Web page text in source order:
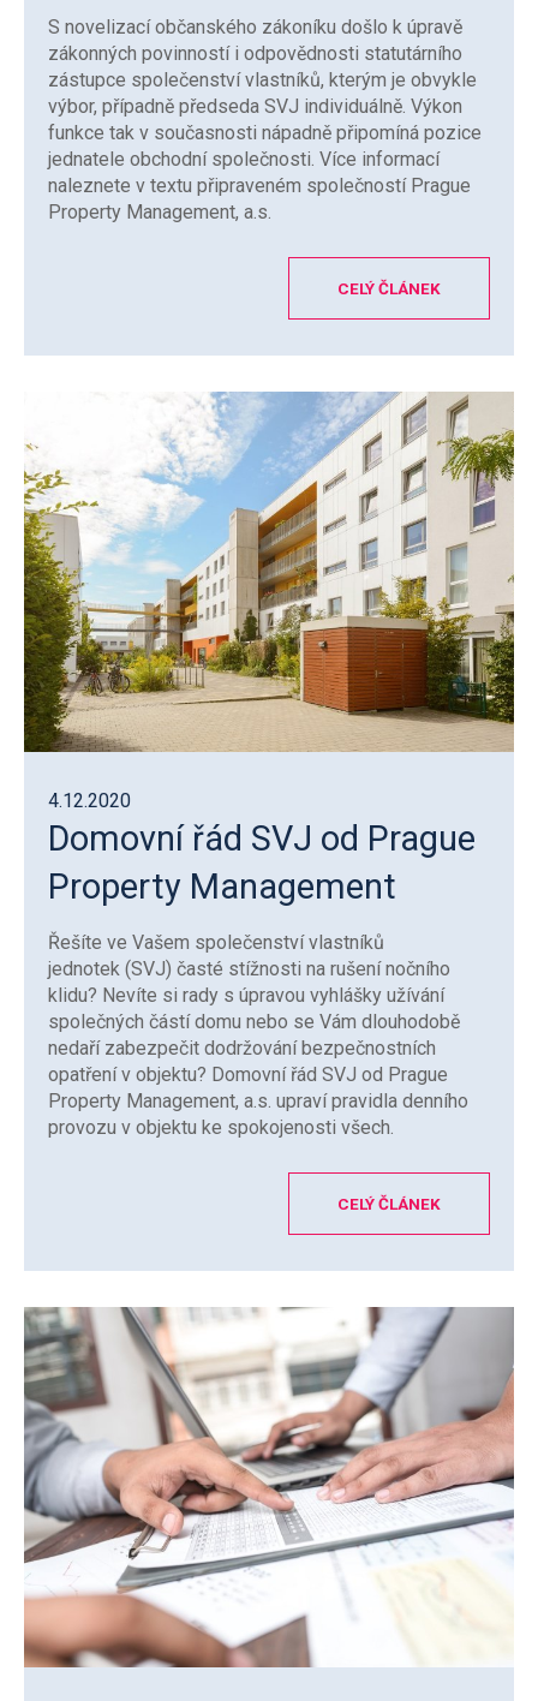
S novelizací občanského zákoníku došlo k úpravě
zákonných povinností i odpovědnosti statutárního
zástupce společenství vlastníků, kterým je obvykle
výbor, případně předseda SVJ individuálně. Výkon
funkce tak v současnosti nápadně připomíná pozice
jednatele obchodní společnosti. Více informací
naleznete v textu připraveném společností Prague
Property Management, a.s.
CELÝ ČLÁNEK
4.12.2020
Domovní řád SVJ od Prague
Property Management
Řešíte ve Vašem společenství vlastníků
jednotek (SVJ) časté stížnosti na rušení nočního
klidu? Nevíte si rady s úpravou vyhlášky užívání
společných částí domu nebo se Vám dlouhodobě
nedaří zabezpečit dodržování bezpečnostních
opatření v objektu? Domovní řád SVJ od Prague
Property Management, a.s. upraví pravidla denního
provozu v objektu ke spokojenosti všech.
CELÝ ČLÁNEK